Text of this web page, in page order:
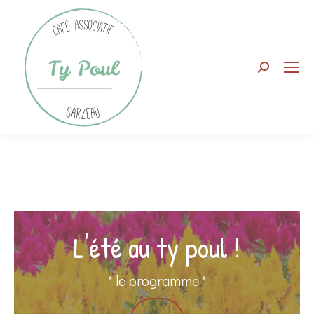
Search:
L'été au ty poul !
* le programme *